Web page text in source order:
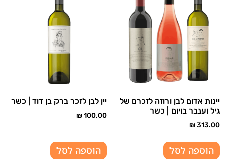
יינות אדום לבן ורוזה לזכרם של
גיל וענבר בויום | כשר
₪313.00
הוספה לסל
יין לבן לזכר ברק בן דוד | כשר
₪100.00
הוספה לסל